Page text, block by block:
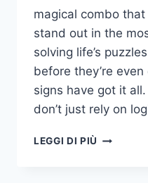
magical combo
stand out in the
solving life’s
before they’re
signs have got it
don’t just rely on
LEGGI DI PIÙ 7